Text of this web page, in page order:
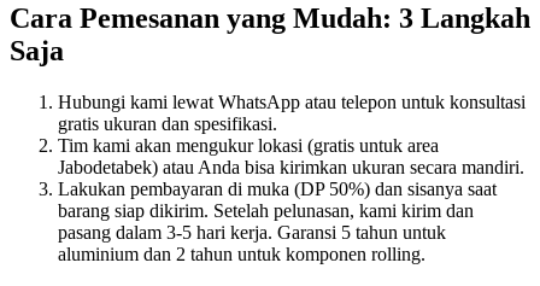
Cara Pemesanan yang Mudah: 3 Langkah
Saja
Hubungi kami lewat WhatsApp atau telepon untuk konsultasi
gratis ukuran dan spesifikasi.
Tim kami akan mengukur lokasi (gratis untuk area
Jabodetabek) atau Anda bisa kirimkan ukuran secara mandiri.
Lakukan pembayaran di muka (DP 50%) dan sisanya saat
barang siap dikirim. Setelah pelunasan, kami kirim dan
pasang dalam 3-5 hari kerja. Garansi 5 tahun untuk
aluminium dan 2 tahun untuk komponen rolling.